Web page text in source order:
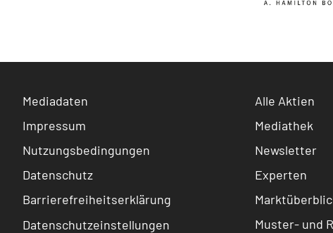
Mediadaten
Impressum
Nutzungsbedingungen
Datenschutz
Barrierefreiheitserklärung
Datenschutzeinstellungen
Alle Aktien
Mediathek
Newsletter
Experten
Muster- und